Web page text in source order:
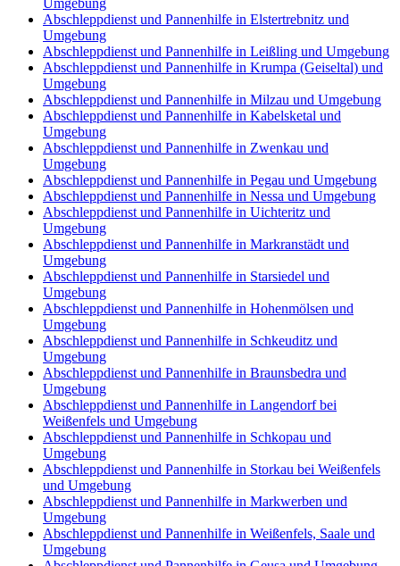
Abschleppdienst und Pannenhilfe in Elstertrebnitz und
Umgebung
Abschleppdienst und Pannenhilfe in Leißling und Umgebung
Abschleppdienst und Pannenhilfe in Krumpa (Geiseltal) und
Umgebung
Abschleppdienst und Pannenhilfe in Milzau und Umgebung
Abschleppdienst und Pannenhilfe in Kabelsketal und
Umgebung
Abschleppdienst und Pannenhilfe in Zwenkau und
Umgebung
Abschleppdienst und Pannenhilfe in Pegau und Umgebung
Abschleppdienst und Pannenhilfe in Nessa und Umgebung
Abschleppdienst und Pannenhilfe in Uichteritz und
Umgebung
Abschleppdienst und Pannenhilfe in Markranstädt und
Umgebung
Abschleppdienst und Pannenhilfe in Starsiedel und
Umgebung
Abschleppdienst und Pannenhilfe in Hohenmölsen und
Umgebung
Abschleppdienst und Pannenhilfe in Schkeuditz und
Umgebung
Abschleppdienst und Pannenhilfe in Braunsbedra und
Umgebung
Abschleppdienst und Pannenhilfe in Langendorf bei
Weißenfels und Umgebung
Abschleppdienst und Pannenhilfe in Schkopau und
Umgebung
Abschleppdienst und Pannenhilfe in Storkau bei Weißenfels
und Umgebung
Abschleppdienst und Pannenhilfe in Markwerben und
Umgebung
Abschleppdienst und Pannenhilfe in Weißenfels, Saale und
Umgebung